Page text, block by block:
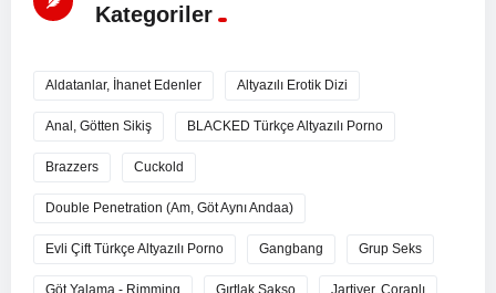
Kategoriler
Aldatanlar, İhanet Edenler Altyazılı Erotik Dizi
Anal, Götten Sikiş BLACKED Türkçe Altyazılı Porno
Brazzers Cuckold
Double Penetration (Am, Göt Aynı Andaa)
Evli Çift Türkçe Altyazılı Porno Gangbang Grup Seks
Göt Yalama - Rimming Gırtlak Sakso Jartiyer, Çoraplı